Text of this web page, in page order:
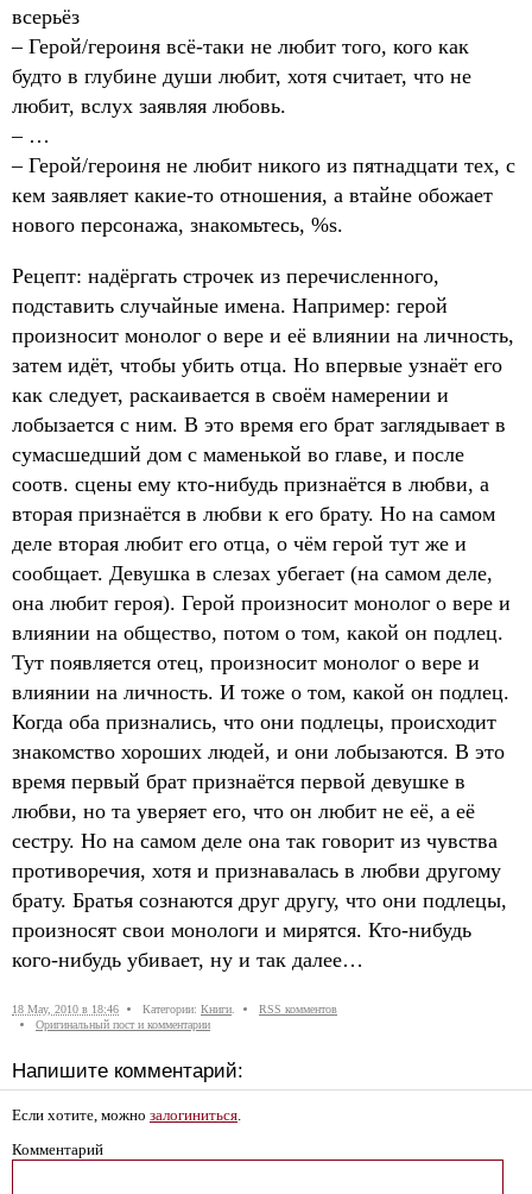
всерьёз
– Герой/героиня всё-таки не любит того, кого как
будто в глубине души любит, хотя считает, что не
любит, вслух заявляя любовь.
– …
– Герой/героиня не любит никого из пятнадцати тех, с
кем заявляет какие-то отношения, а втайне обожает
нового персонажа, знакомьтесь, %s.
Рецепт: надёргать строчек из перечисленного,
подставить случайные имена. Например: герой
произносит монолог о вере и её влиянии на личность,
затем идёт, чтобы убить отца. Но впервые узнаёт его
как следует, раскаивается в своём намерении и
лобызается с ним. В это время его брат заглядывает в
сумасшедший дом с маменькой во главе, и после
соотв. сцены ему кто-нибудь признаётся в любви, а
вторая признаётся в любви к его брату. Но на самом
деле вторая любит его отца, о чём герой тут же и
сообщает. Девушка в слезах убегает (на самом деле,
она любит героя). Герой произносит монолог о вере и
влиянии на общество, потом о том, какой он подлец.
Тут появляется отец, произносит монолог о вере и
влиянии на личность. И тоже о том, какой он подлец.
Когда оба признались, что они подлецы, происходит
знакомство хороших людей, и они лобызаются. В это
время первый брат признаётся первой девушке в
любви, но та уверяет его, что он любит не её, а её
сестру. Но на самом деле она так говорит из чувства
противоречия, хотя и признавалась в любви другому
брату. Братья сознаются друг другу, что они подлецы,
произносят свои монологи и мирятся. Кто-нибудь
кого-нибудь убивает, ну и так далее…
18 May, 2010 в 18:46 Категории: Книги
RSS комментов
Оригинальный пост и комментарии
Напишите комментарий:
Если хотите, можно залогиниться
Комментарий